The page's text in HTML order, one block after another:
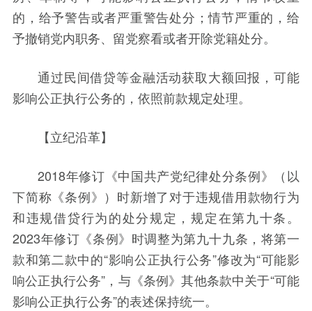
的，给予警告或者严重警告处分；情节严重的，给
予撤销党内职务、留党察看或者开除党籍处分。
通过民间借贷等金融活动获取大额回报，可能
影响公正执行公务的，依照前款规定处理。
【立纪沿革】
2018年修订《中国共产党纪律处分条例》（以
下简称《条例》）时新增了对于违规借用款物行为
和违规借贷行为的处分规定，规定在第九十条。
2023年修订《条例》时调整为第九十九条，将第一
款和第二款中的“影响公正执行公务”修改为“可能影
响公正执行公务”，与《条例》其他条款中关于“可能
影响公正执行公务”的表述保持统一。